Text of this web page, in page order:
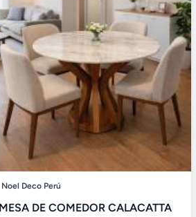
Noel Deco Perú
MESA DE COMEDOR CALACATTA